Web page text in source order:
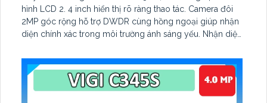
hình LCD 2. 4 inch hiển thị rõ ràng thao tác. Camera đôi
2MP góc rộng hỗ trợ DWDR cùng hồng ngoại giúp nhận
diện chính xác trong môi trường ánh sáng yếu. Nhận diện